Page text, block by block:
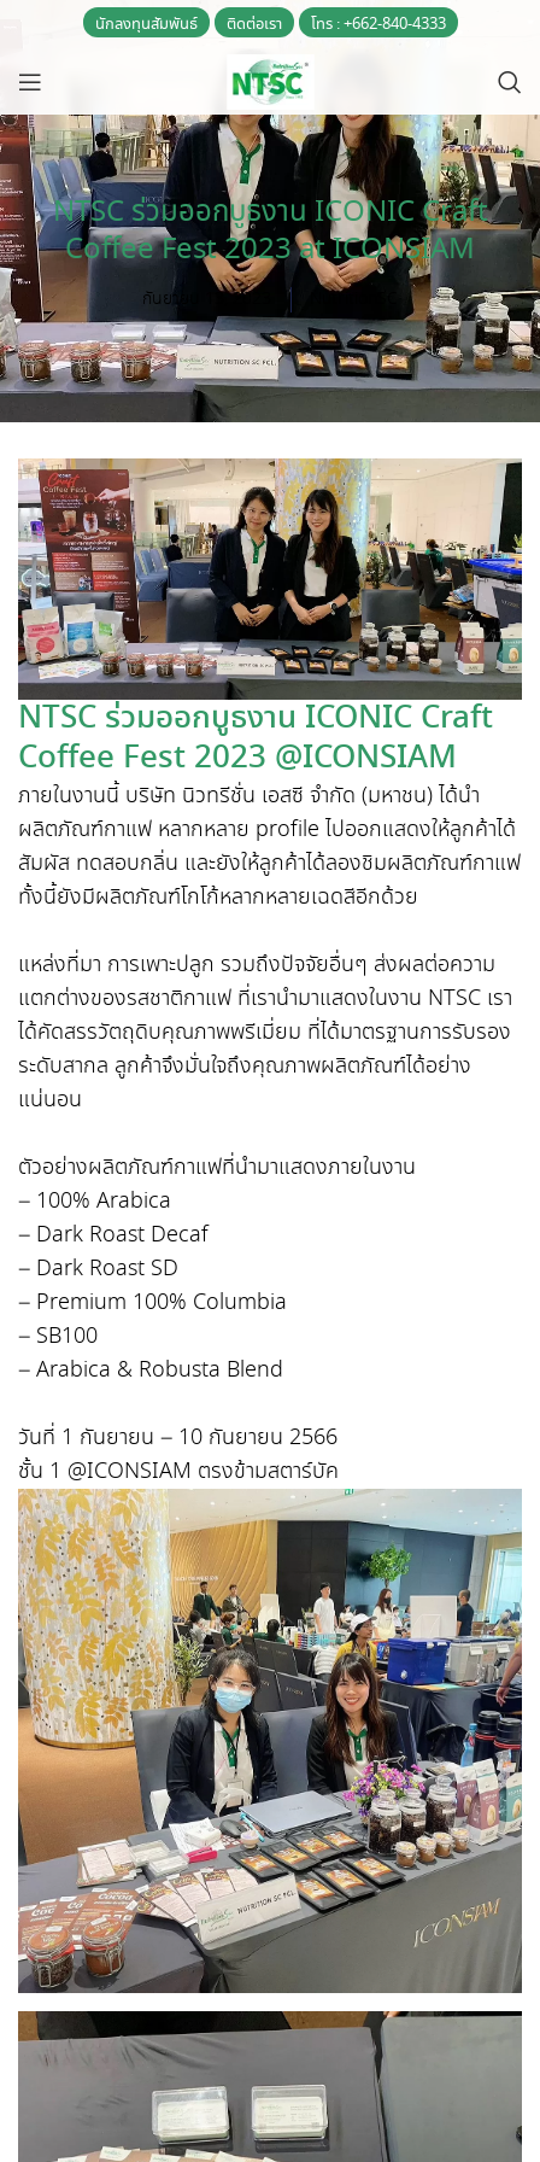
นักลงทุนสัมพันธ์ ติดต่อเรา โทร : +662-840-4333
NTSC ร่วมออกบูธงาน ICONIC Craft
Coffee Fest 2023 at ICONSIAM
กันยายน 13, 2023 NutritionSC
NTSC ร่วมออกบูธงาน ICONIC Craft
Coffee Fest 2023 @ICONSIAM
ภายในงานนี้ บริษัท นิวทรีชั่น เอสซี จำกัด (มหาชน) ได้นำ
ผลิตภัณฑ์กาแฟ หลากหลาย profile ไปออกแสดงให้ลูกค้าได้
สัมผัส ทดสอบกลิ่น และยังให้ลูกค้าได้ลองชิมผลิตภัณฑ์กาแฟ
ทั้งนี้ยังมีผลิตภัณฑ์โกโก้หลากหลายเฉดสีอีกด้วย
แหล่งที่มา การเพาะปลูก รวมถึงปัจจัยอื่นๆ ส่งผลต่อความ
แตกต่างของรสชาติกาแฟ ที่เรานำมาแสดงในงาน NTSC เรา
ได้คัดสรรวัตถุดิบคุณภาพพรีเมี่ยม ที่ได้มาตรฐานการรับรอง
ระดับสากล ลูกค้าจึงมั่นใจถึงคุณภาพผลิตภัณฑ์ได้อย่าง
แน่นอน
ตัวอย่างผลิตภัณฑ์กาแฟที่นำมาแสดงภายในงาน
– 100% Arabica
– Dark Roast Decaf
– Dark Roast SD
– Premium 100% Columbia
– SB100
– Arabica & Robusta Blend
วันที่ 1 กันยายน – 10 กันยายน 2566
ชั้น 1 @ICONSIAM ตรงข้ามสตาร์บัค